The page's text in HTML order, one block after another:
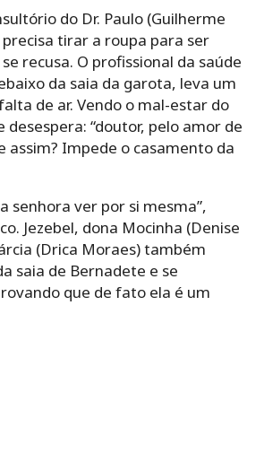
do Dr. Paulo (Guilherme
tirar a roupa para ser
recusa. O profissional da saúde
da saia da garota, leva um
de ar. Vendo o mal-estar do
desespera: “doutor, pelo amor de
assim? Impede o casamento da
senhora ver por si mesma”,
Jezebel, dona Mocinha (Denise
(Drica Moraes) também
saia de Bernadete e se
que de fato ela é um